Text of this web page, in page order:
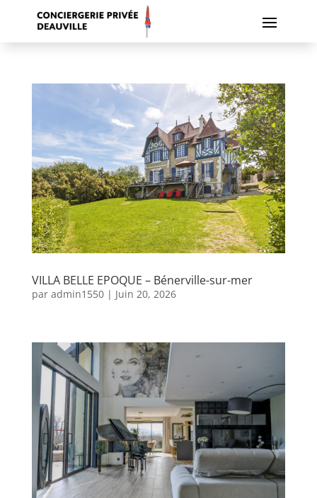
VILLA BELLE EPOQUE – Bénerville-sur-mer
par admin1550| Juin 20, 2026